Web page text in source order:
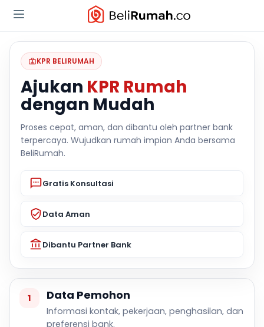
KPR BELIRUMAH
Ajukan KPR Rumah
dengan Mudah
Proses cepat, aman, dan dibantu oleh partner bank
terpercaya. Wujudkan rumah impian Anda bersama
BeliRumah.
Gratis Konsultasi
Data Aman
Dibantu Partner Bank
1 Data Pemohon
Informasi kontak, pekerjaan, penghasilan, dan
preferensi bank.